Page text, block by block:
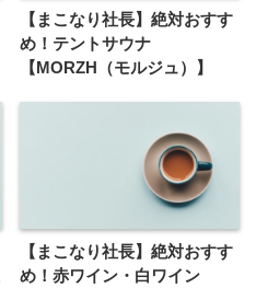
【まこなり社長】絶対おすす
め！テントサウナ
【MORZH（モルジュ）】
【まこなり社長】絶対おすす
め！赤ワイン・白ワイン